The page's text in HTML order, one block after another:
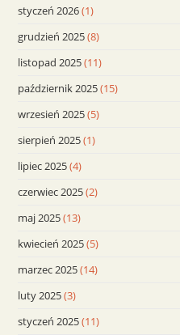
styczeń 2026(1)
grudzień 2025(8)
listopad 2025(11)
październik 2025(15)
wrzesień 2025(5)
sierpień 2025(1)
lipiec 2025(4)
czerwiec 2025(2)
maj 2025(13)
kwiecień 2025(5)
marzec 2025(14)
luty 2025(3)
styczeń 2025(11)